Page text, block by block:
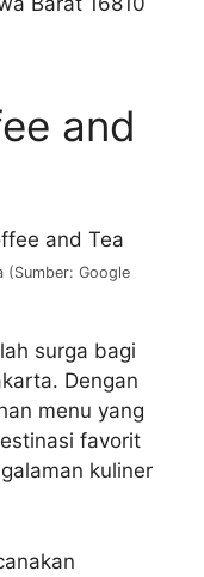
and
(Sumber: Google
surga bagi
Dengan
menu yang
favorit
kuliner